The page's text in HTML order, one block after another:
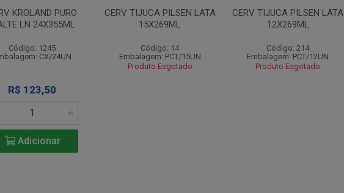
KROLAND PURO
LN 24X355ML
Código: 1245
CX/24UN
R$ 123,50
Adicionar
CERV TIJUCA PILSEN LATA
15X269ML
Código: 14
Embalagem: PCT/15UN
Produto Esgotado
CERV TIJUCA PILSEN LATA
12X269ML
Código: 214
Embalagem: PCT/12UN
Produto Esgotado